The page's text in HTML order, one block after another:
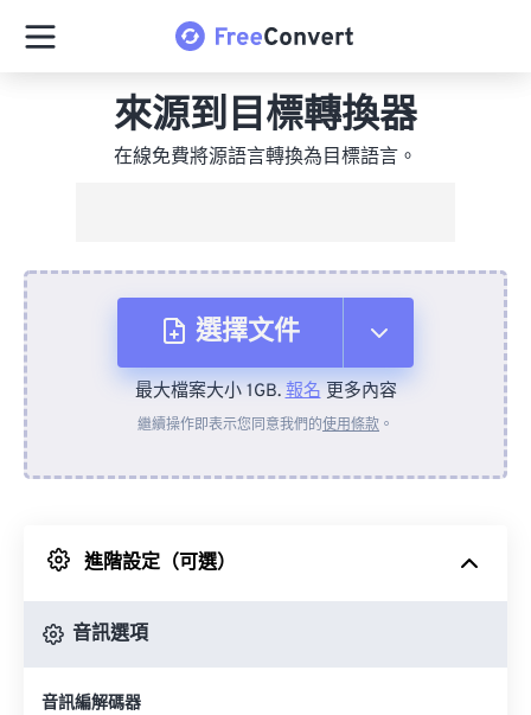
來源到目標轉換器
在線免費將源語言轉換為目標語言。
選擇文件
來自裝置
來自 Google 雲端硬碟
最大檔案大小 1GB.報名更多內容
繼續操作即表示您同意我們的使用條款 。
進階設定（可選）
音訊選項
音訊編解碼器